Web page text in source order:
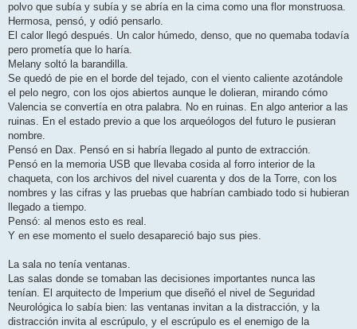
polvo que subía y subía y se abría en la cima como una flor monstruosa.
Hermosa, pensó, y odió pensarlo.
El calor llegó después. Un calor húmedo, denso, que no quemaba todavía
pero prometía que lo haría.
Melany soltó la barandilla.
Se quedó de pie en el borde del tejado, con el viento caliente azotándole
el pelo negro, con los ojos abiertos aunque le dolieran, mirando cómo
Valencia se convertía en otra palabra. No en ruinas. En algo anterior a las
ruinas. En el estado previo a que los arqueólogos del futuro le pusieran
nombre.
Pensó en Dax. Pensó en si habría llegado al punto de extracción.
Pensó en la memoria USB que llevaba cosida al forro interior de la
chaqueta, con los archivos del nivel cuarenta y dos de la Torre, con los
nombres y las cifras y las pruebas que habrían cambiado todo si hubieran
llegado a tiempo.
Pensó: al menos esto es real.
Y en ese momento el suelo desapareció bajo sus pies.
La sala no tenía ventanas.
Las salas donde se tomaban las decisiones importantes nunca las
tenían. El arquitecto de Imperium que diseñó el nivel de Seguridad
Neurológica lo sabía bien: las ventanas invitan a la distracción, y la
distracción invita al escrúpulo, y el escrúpulo es el enemigo de la